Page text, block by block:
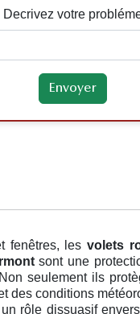
Decrivez votre
fenêtres, lesvolets
sont une
seulement ils
des conditions
rôle dissuasif